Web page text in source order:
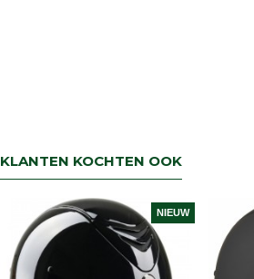
KLANTEN KOCHTEN OOK